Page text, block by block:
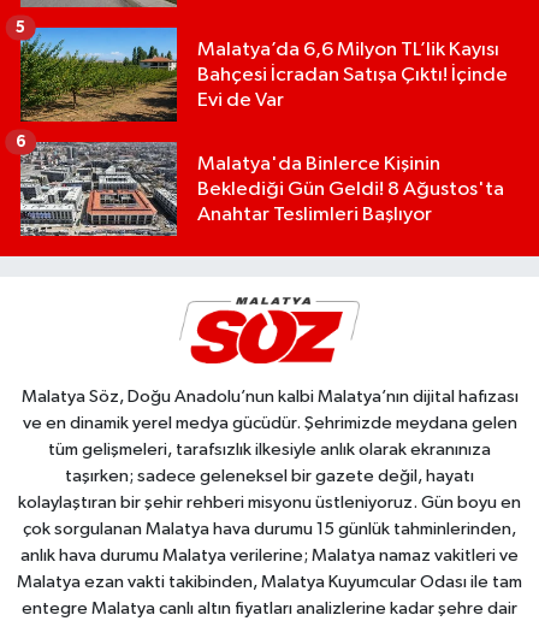
Malatya’da 6,6 Milyon TL’lik Kayısı
Bahçesi İcradan Satışa Çıktı! İçinde
Evi de Var
5
Malatya'da Binlerce Kişinin
Beklediği Gün Geldi! 8 Ağustos'ta
Anahtar Teslimleri Başlıyor
6
Malatya Söz, Doğu Anadolu’nun kalbi Malatya’nın dijital hafızası
ve en dinamik yerel medya gücüdür. Şehrimizde meydana gelen
tüm gelişmeleri, tarafsızlık ilkesiyle anlık olarak ekranınıza
taşırken; sadece geleneksel bir gazete değil, hayatı
kolaylaştıran bir şehir rehberi misyonu üstleniyoruz. Gün boyu en
çok sorgulanan Malatya hava durumu 15 günlük tahminlerinden,
anlık hava durumu Malatya verilerine; Malatya namaz vakitleri ve
Malatya ezan vakti takibinden, Malatya Kuyumcular Odası ile tam
entegre Malatya canlı altın fiyatları analizlerine kadar şehre dair